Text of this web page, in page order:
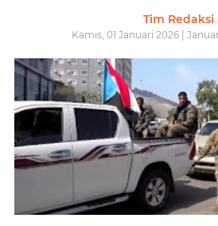
Tim Redaksi
Kamis, 01 Januari 2026 |